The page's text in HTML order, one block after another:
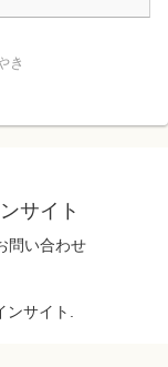
き
サイト
問い合わせ
サイト.